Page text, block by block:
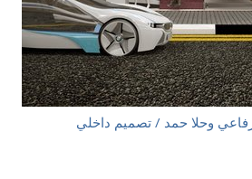
وحلا حمد / تصميم داخلي